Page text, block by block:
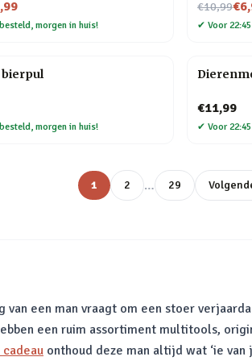
morgen in huis!
€10,99
Nu voor
✔ Voor
bierpul
morgen in huis!
€11,99
✔ Voor
1 2 … 29
een man vraagt om een stoer
een ruim assortiment multitools,
onthoud deze man altijd wat ‘ie